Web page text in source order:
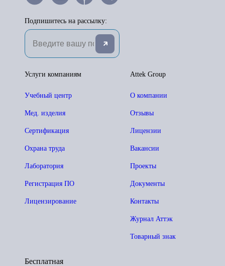
Подпишитесь на рассылку:
Attek Group
О компании
Отзывы
Лицензии
Вакансии
Проекты
Документы
Контакты
Журнал Аттэк
Товарный знак
Услуги компаниям
Учебный центр
Мед. изделия
Сертификация
Охрана труда
Лаборатория
Регистрация ПО
Лицензирование
Бесплатная